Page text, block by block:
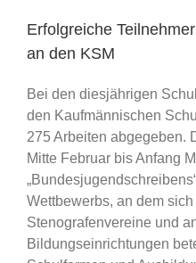
Erfolgreiche
an den KSM
Bei den diesjährigen
den Kaufmännischen
275 Arbeiten abgegeben.
Mitte Februar bis Anfang
Wettbewerbs, an dem
Stenografenvereine und
Bildungseinrichtungen